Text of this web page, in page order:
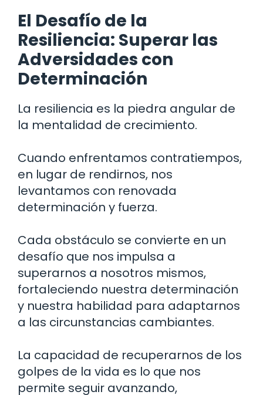
El Desafío de la
Resiliencia: Superar las
Adversidades con
Determinación
La resiliencia es la piedra angular de
la mentalidad de crecimiento.
Cuando enfrentamos contratiempos,
en lugar de rendirnos, nos
levantamos con renovada
determinación y fuerza.
Cada obstáculo se convierte en un
desafío que nos impulsa a
superarnos a nosotros mismos,
fortaleciendo nuestra determinación
y nuestra habilidad para adaptarnos
a las circunstancias cambiantes.
La capacidad de recuperarnos de los
golpes de la vida es lo que nos
permite seguir avanzando,